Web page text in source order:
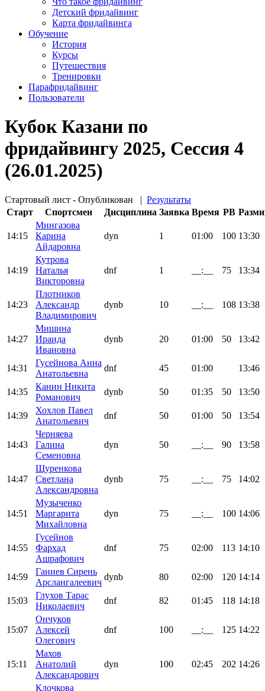
Детский фридайвинг
Карта фридайвинга
Обучение
История
Курсы
Путешествия
Тренировки
Парафридайвинг
Пользователи
Кубок Казани по
фридайвингу 2025, Сессия 4
(26.01.2025)
Стартовый лист - Опубликован | Результаты
Старт
Спортсмен Дисциплина Заявка Время PB
14:15
Мингазова
Карина
Айдаровна
dyn 1 01:00 100 13:30
14:19
Кутрова
Наталья
Викторовна
dnf 1 __:__ 75 13:34
14:23
Плотников
Александр
Владимирович
dynb 10 __:__ 108 13:38
14:27
Мишина
Ираида
Ивановна
dynb 20 01:00 50 13:42
14:31
Гусейнова Анна
Анатольевна
dnf 45 01:00 13:46
14:35
Канин Никита
Романович
dynb 50 01:35 50 13:50
14:39
Хохлов Павел
Анатольевич
dnf 50 01:00 50 13:54
14:43
Черняева
Галина
Семеновна
dyn 50 __:__ 90 13:58
14:47
Щуренкова
Светлана
Александровна
dynb 75 __:__ 75 14:02
14:51
Музыченко
Маргарита
Михайловна
dyn 75 __:__ 100 14:06
14:55
Гусейнов
Фархад
Ашрафович
dnf 75 02:00 113 14:10
14:59
Ганиев Сирень
Арслангалеевич
dynb 80 02:00 120 14:14
15:03
Глухов Тарас
Николаевич
dnf 82 01:45 118 14:18
15:07
Ончуков
Алексей
Олегович
dnf 100 __:__ 125 14:22
15:11
Махов
Анатолий
Александрович
dyn 100 02:45 202 14:26
Клочкова